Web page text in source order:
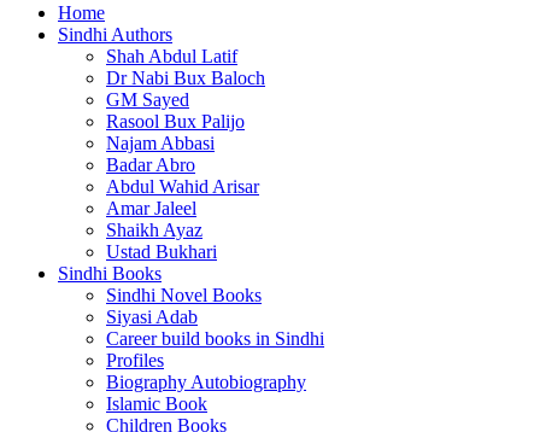
Home
Sindhi Authors
Shah Abdul Latif
Dr Nabi Bux Baloch
GM Sayed
Rasool Bux Palijo
Najam Abbasi
Badar Abro
Abdul Wahid Arisar
Amar Jaleel
Shaikh Ayaz
Ustad Bukhari
Sindhi Books
Sindhi Novel Books
Siyasi Adab
Career build books in Sindhi
Profiles
Biography Autobiography
Islamic Book
Children Books